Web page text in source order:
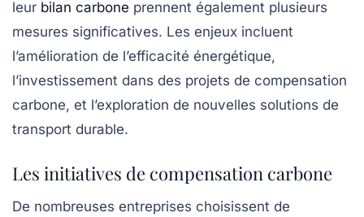
leur bilan carbone prennent également plusieurs
mesures significatives. Les enjeux incluent
l’amélioration de l’efficacité énergétique,
l’investissement dans des projets de compensation
carbone, et l’exploration de nouvelles solutions de
transport durable.
Les initiatives de compensation carbone
De nombreuses entreprises choisissent de